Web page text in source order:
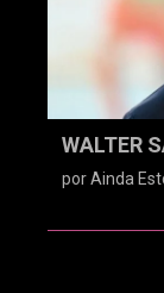
WALTER
por Ainda